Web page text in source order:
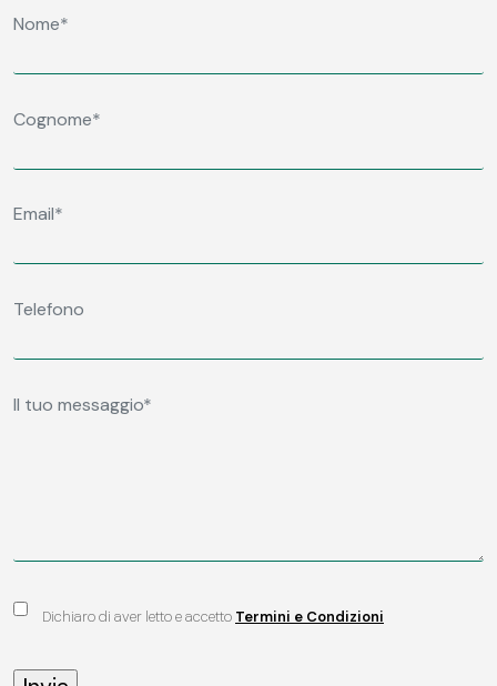
Dichiaro di aver letto e accetto Termini e Condizioni